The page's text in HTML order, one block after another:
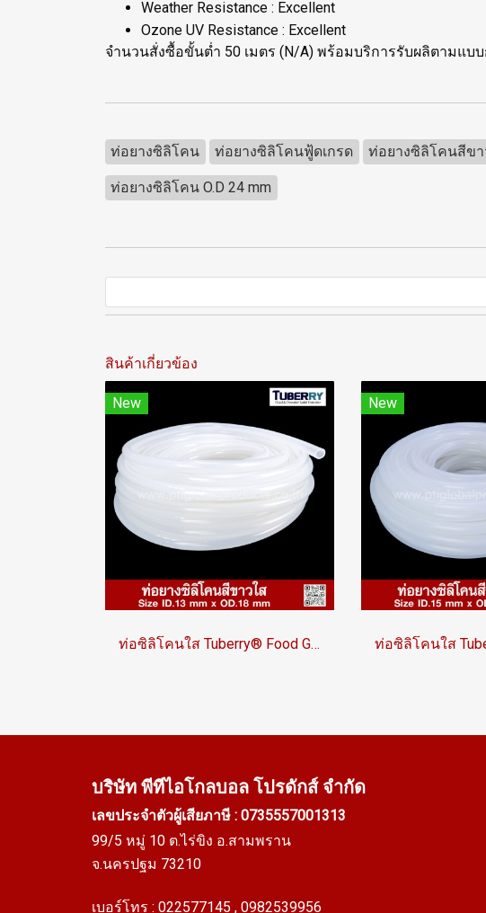
Weather Resistance : Excellent
Ozone UV Resistance : Excellent
จำนวนสั่งซื้อขั้นต่ำ 50 เมตร (N/A) พร้อมบริการรับผลิตามแบ
ท่อยางซิลิโคน ท่อยางซิลิโคนฟู้ดเกรด ท่อยางซิลิโคนสีขา
ท่อยางซิลิโคน O.D 24 mm
สินค้าเกี่ยวข้อง
New
ท่อซิลิโคนใส Tuberry® Food Grade FDA ขนาด ID 13mm x OD 18mm
New
บริษัท พีทีไอโกลบอล โปรดักส์ จำกัด
เลขประจำตัวผู้เสียภาษี : 0735557001313
99/5 หมู่ 10 ต.ไร่ขิง อ.สามพราน
จ.นครปฐม 73210
เบอร์โทร : 022577145 , 0982539956